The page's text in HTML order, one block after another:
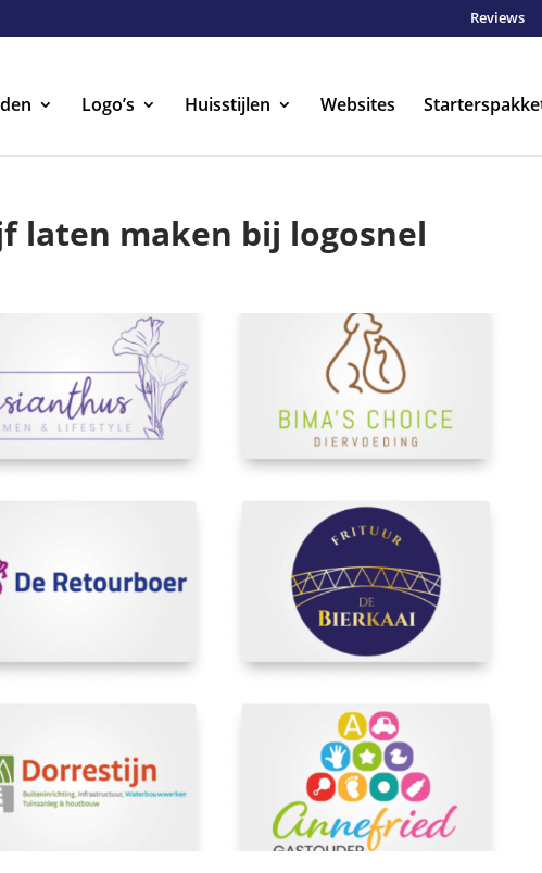
Reviews
Logo’s Huisstijlen Websites
laten maken bij logosnel